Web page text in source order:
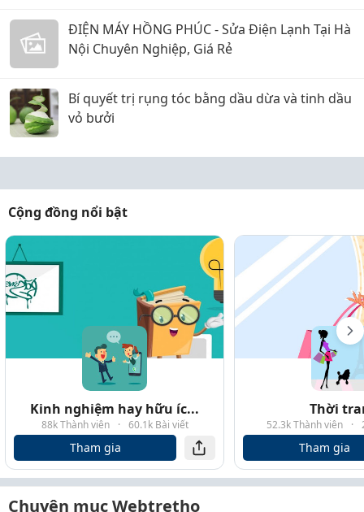
ĐIỆN MÁY HỒNG PHÚC - Sửa Điện Lạnh Tại Hà
Nội Chuyên Nghiệp, Giá Rẻ
Bí quyết trị rụng tóc bằng dầu dừa và tinh dầu
vỏ bưởi
Cộng đồng nổi bật
Kinh nghiệm hay hữu íc...
88k Thành viên · 60.1k Bài viết
Tham gia
Thời
52.3k Thành viên ·
Tham gia
Chuyên mục Webtretho